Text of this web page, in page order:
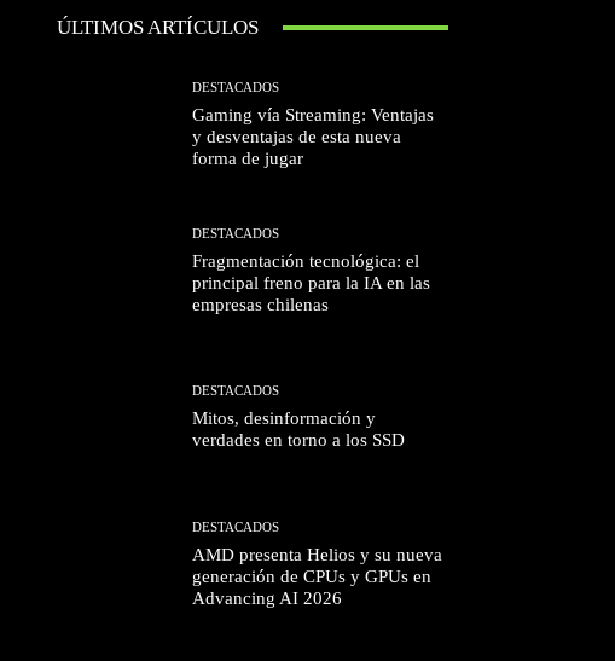
ÚLTIMOS ARTÍCULOS
DESTACADOS
Gaming vía Streaming: Ventajas
y desventajas de esta nueva
forma de jugar
DESTACADOS
Fragmentación tecnológica: el
principal freno para la IA en las
empresas chilenas
DESTACADOS
Mitos, desinformación y
verdades en torno a los SSD
DESTACADOS
AMD presenta Helios y su nueva
generación de CPUs y GPUs en
Advancing AI 2026